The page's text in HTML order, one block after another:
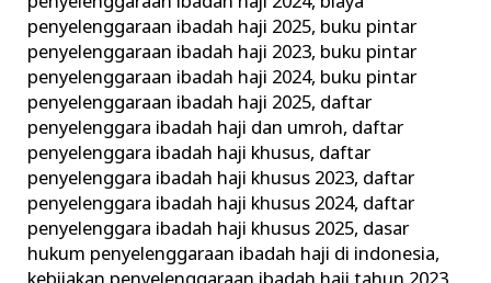
penyelenggaraan ibadah haji 2025, buku pintar
penyelenggaraan ibadah haji 2023, buku pintar
penyelenggaraan ibadah haji 2024, buku pintar
penyelenggaraan ibadah haji 2025, daftar
penyelenggara ibadah haji dan umroh, daftar
penyelenggara ibadah haji khusus, daftar
penyelenggara ibadah haji khusus 2023, daftar
penyelenggara ibadah haji khusus 2024, daftar
penyelenggara ibadah haji khusus 2025, dasar
hukum penyelenggaraan ibadah haji di indonesia,